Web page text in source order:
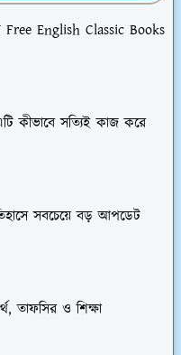
Free English Classic Books
কীভাবে সত্যিই কাজ করে
সবচেয়ে বড় আপডেট
তাফসির ও শিক্ষা